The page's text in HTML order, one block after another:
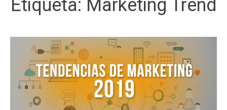
Etiqueta: Marketing Trend